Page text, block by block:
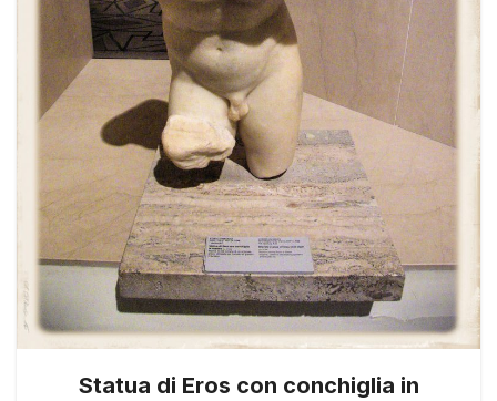
Statua di Eros con conchiglia in